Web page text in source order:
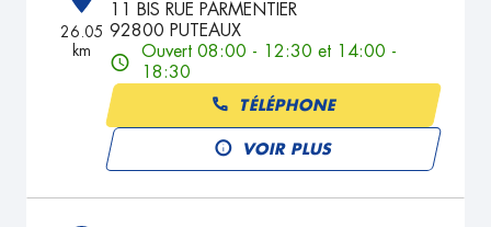
26.05
km
11 BIS RUE PARMENTIER
92800 PUTEAUX
Ouvert 08:00 - 12:30 et 14:00 -
18:30
TÉLÉPHONE
VOIR PLUS